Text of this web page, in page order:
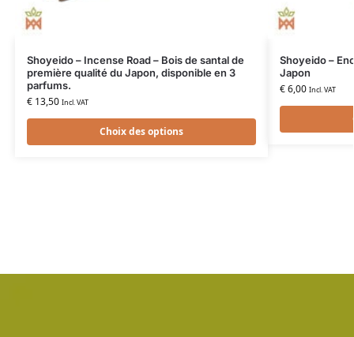
Shoyeido – Incense Road – Bois de santal de
première qualité du Japon, disponible en 3
parfums.
€13,50 Incl. VAT
Choix des options
Shoyeido –
Japon
€6,00 Incl. VAT